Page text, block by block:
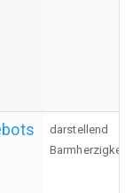
darstellend
Barmherzigkeit